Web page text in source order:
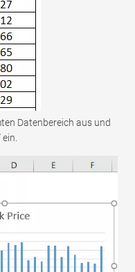
Datenbereich aus und